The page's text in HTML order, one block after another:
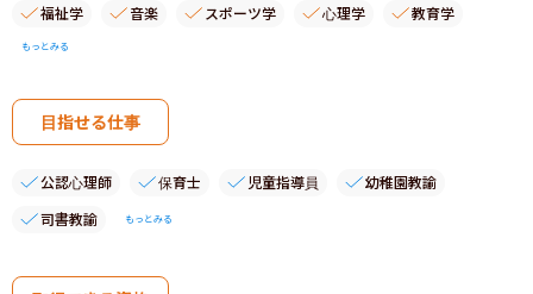
福祉学 音楽 スポーツ学 心理学 教育学
もっとみる
目指せる仕事
公認心理師 保育士 児童指導員
幼稚園教諭
司書教諭
もっとみる